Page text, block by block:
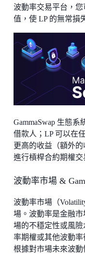
波動率交易平台，您
值，使 LP 的無常損
GammaSwap 生態
借款人；LP 可以在
更高的收益（額外
進行槓桿合約期權
波動率市場 &
波動率市場（
場。波動率是金融
場的不穩定性或風
率期權或其他波動
根據對市場未來波